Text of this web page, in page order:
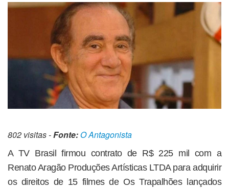
802 visitas -Fonte:O Antagonista
A TV Brasil firmou contrato de R$ 225 mil com a
Renato Aragão Produções Artísticas LTDA para adquirir
os direitos de 15 filmes de Os Trapalhões lançados